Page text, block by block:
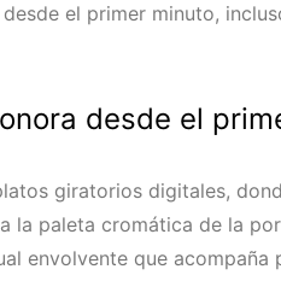
el primer minuto,
desde el
giratorios digitales,
la paleta cromática de la
envolvente que acompaña